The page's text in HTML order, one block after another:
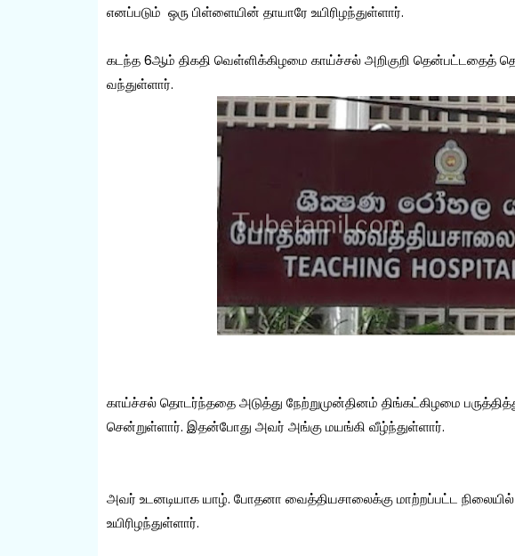
எனப்படும் ஒரு பிள்ளையின் தாயாரே உயிரிழந்துள்ளார்.
கடந்த 6ஆம் திகதி வெள்ளிக்கிழமை காய்ச்சல் அறிகுறி தென்பட்டதைத்
வந்துள்ளார்.
காய்ச்சல் தொடர்ந்ததை அடுத்து நேற்றுமுன்தினம் திங்கட்கிழமை
சென்றுள்ளார். இதன்போது அவர் அங்கு மயங்கி வீழ்ந்துள்ளார்.
அவர் உடனடியாக யாழ். போதனா வைத்தியசாலைக்கு மாற்றப்பட்ட நிலையில்
உயிரிழந்துள்ளார்.